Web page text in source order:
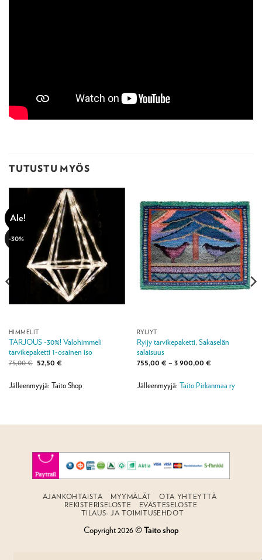
TUTUSTU MYÖS
Ale!
-30%
HIMMELIT
TARJOUS -30%! Valohimmeli
tarvikepaketti 1-osainen iso
75,00€ Alkuperäinen
hinta
75,00 €.
52,50 €Nykyinen
52,50 €.
Jälleenmyyjä: Taito Shop
RYIJYT
Ryijy tarvikepaketti, Sakaselän
salaisuus
755,00 € – 3 900,00 €Hintaluokka:
3
900,00 €
Jälleenmyyjä: Taito Pirkanmaa ry
AJANKOHTAISTA MYYMÄLÄT
OTA YHTEYTTÄ
REKISTERISELOSTE
EVÄSTESELOSTE
TILAUS- JA TOIMITUSEHDOT
Copyright 2026 ©Taito shop